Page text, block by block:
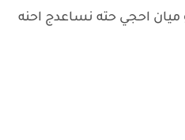
احجي حته نساعدج احنه